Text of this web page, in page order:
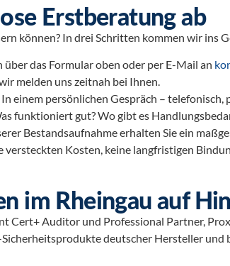
Erstberatung ab
können? In drei Schritten kommen wir ins
über das Formular oben oder per E-Mail an
melden uns zeitnah bei Ihnen.
In einem persönlichen Gespräch –
funktioniert gut? Wo gibt es
Bestandsaufnahme erhalten Sie ein
Kosten, keine langfristigen
im Rheingau auf
Cert+ Auditor und Professional Partner,
deutscher Hersteller